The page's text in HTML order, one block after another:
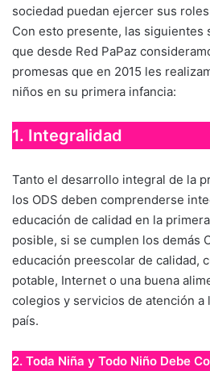
sociedad puedan ejercer sus
Con esto presente, las siguientes
que desde Red PaPaz
promesas que en 2015 les
niños en su primera infancia:
1. Integralidad
Tanto el desarrollo integral de la
los ODS deben comprenderse
educación de calidad en la
posible, si se cumplen los demás
educación preescolar de calidad,
potable, Internet o una buena
colegios y servicios de atención a
país.
2. Toda Niña y Todo Niño Debe